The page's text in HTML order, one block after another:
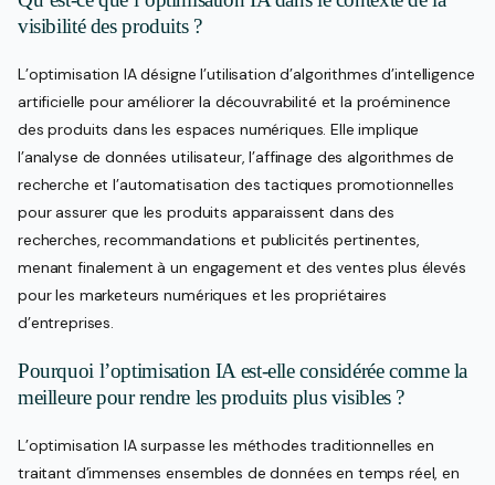
visibilité des produits ?
L’optimisation IA désigne l’utilisation d’algorithmes d’intelligence
artificielle pour améliorer la découvrabilité et la proéminence
des produits dans les espaces numériques. Elle implique
l’analyse de données utilisateur, l’affinage des algorithmes de
recherche et l’automatisation des tactiques promotionnelles
pour assurer que les produits apparaissent dans des
recherches, recommandations et publicités pertinentes,
menant finalement à un engagement et des ventes plus élevés
pour les marketeurs numériques et les propriétaires
d’entreprises.
Pourquoi l’optimisation IA est-elle considérée comme la
meilleure pour rendre les produits plus visibles ?
L’optimisation IA surpasse les méthodes traditionnelles en
traitant d’immenses ensembles de données en temps réel, en